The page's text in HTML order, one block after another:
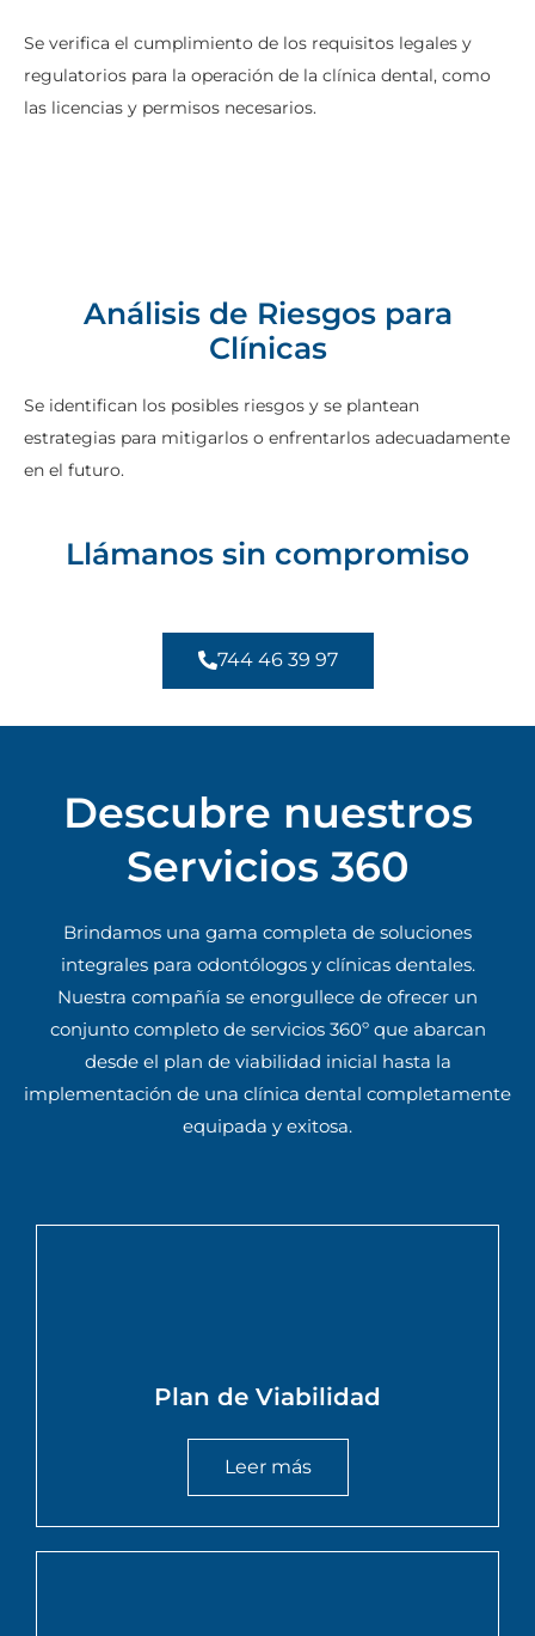
Se verifica el cumplimiento de los requisitos legales y
regulatorios para la operación de la clínica dental, como
las licencias y permisos necesarios.
Análisis de Riesgos para
Clínicas
Se identifican los posibles riesgos y se plantean
estrategias para mitigarlos o enfrentarlos adecuadamente
en el futuro.
Llámanos sin compromiso
744 46 39 97
Descubre nuestros
Servicios 360
Brindamos una gama completa de soluciones
integrales para odontólogos y clínicas dentales.
Nuestra compañía se enorgullece de ofrecer un
conjunto completo de servicios 360º que abarcan
desde el plan de viabilidad inicial hasta la
implementación de una clínica dental completamente
equipada y exitosa.
Plan de Viabilidad
Leer más